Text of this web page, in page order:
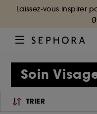
Laissez-vous inspirer
Soin
TRIER